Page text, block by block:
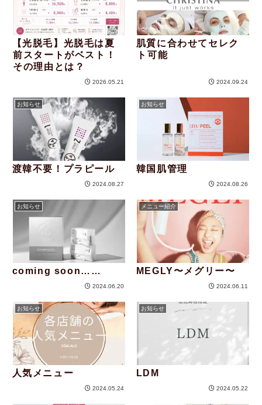
【光脱毛】光脱毛は夏
前スタートがベスト！
その理由とは？
2026.05.21
肌質に合わせてセレク
ト可能
2024.09.24
お知らせ
渡韓不要！プラピール
2024.08.27
お知らせ
韓国肌管理
2024.08.26
お知らせ
coming soon……
2024.06.20
メニュー紹介
MEGLY〜メグリー〜
2024.06.11
お知らせ
人気メニュー
2024.05.24
お知らせ
LDM
2024.05.22